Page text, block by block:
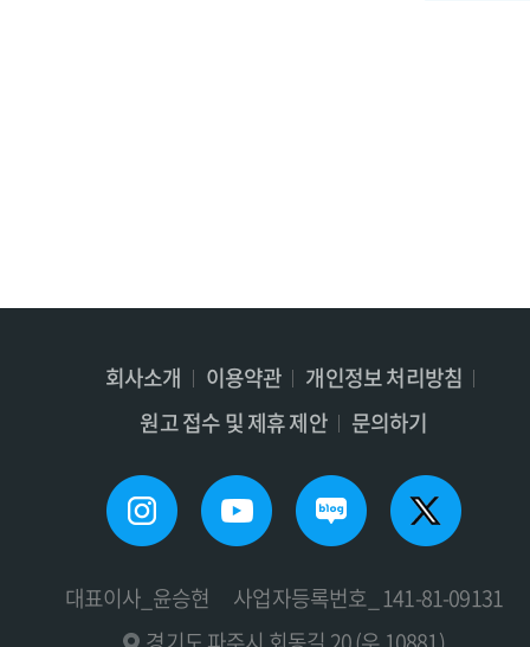
회사소개 이용약관
개인정보 처리방침
원고 접수 및 제휴 제안
문의하기
대표이사_윤승현
사업자등록번호_ 141-81-09131